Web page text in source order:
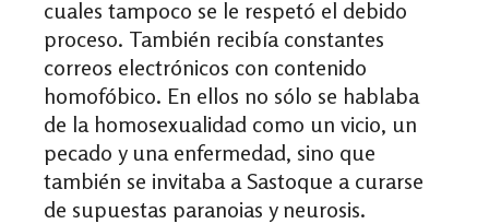
cuales tampoco se le respetó el debido
proceso. También recibía constantes
correos electrónicos con contenido
homofóbico. En ellos no sólo se hablaba
de la homosexualidad como un vicio, un
pecado y una enfermedad, sino que
también se invitaba a Sastoque a curarse
de supuestas paranoias y neurosis.